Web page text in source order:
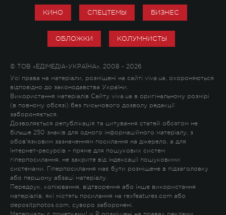
КИНО СПЕЦТЕМЫ БИЗНЕС
ОБЛОЖКИ КОЛУМНИСТЫ
© ТОВ «ЕДІМЕДІА-УКРАЇНА», 2008 - 2026
Усі права на матеріали, розміщені на сайті viva.ua, охороняються
відповідно до законодавства України.
Використання матеріалів Сайту viva.ua в оригінальному розмірі
(в повному обсязі) без письмового дозволу редакції
забороняється.
Дозволяється републікація та цитування статей обсягом не
більше 250 знаків для одного інформаційного матеріалу, з
обов'язковим зазначенням посилання на джерело, а для
Інтернет-ресурсів – пряме для пошукових систем
гіперпосилання, не закрите від індексації пошуковими
системами. Гіперпосилання має бути розміщене в підзаголовку
або першому абзаці матеріалу.
Передрук, копіювання, відтворення або інше використання
матеріалів, які містять посилання на rexfeatures.com або
depositphotos.com, суворо заборонені.